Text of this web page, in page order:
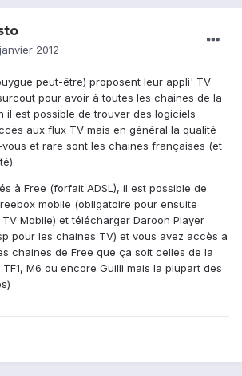
2012
peut-être) proposent leur appli' TV
pour avoir à toutes les chaines de la
il est possible de trouver des logiciels
aux flux TV mais en général la qualité
et rare sont les chaines françaises (et
à Free (forfait ADSL), il est possible de
mobile (obligatoire pour ensuite
Mobile) et télécharger Daroon Player
pour les chaines TV) et vous avez accès a
chaines de Free que ça soit celles de la
M6 ou encore Guilli mais la plupart des